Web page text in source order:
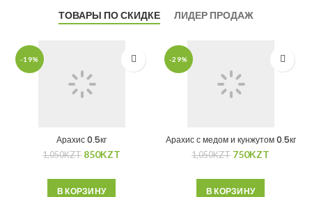
ТОВАРЫ ПО СКИДКЕ ЛИДЕР ПРОДАЖ
-19%
Арахис 0.5кг
1,050KZT 850KZT
В КОРЗИНУ
-29%
Арахис с медом и кунжутом 0.5кг
1,050KZT 750KZT
В КОРЗИНУ